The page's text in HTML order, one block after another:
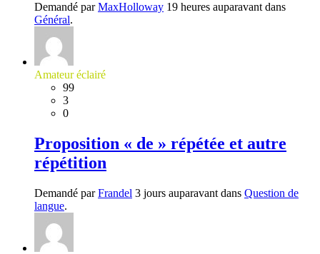
Demandé parMaxHolloway 19 heures auparavant dans
Général.
Amateur éclairé
99
3
0
Proposition « de » répétée et autre
répétition
Demandé parFrandel 3 jours auparavant dans Question de
langue.